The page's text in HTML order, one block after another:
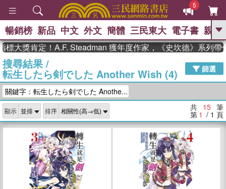
5
GO
高希均教授回憶錄
、 The Odyssey 、 父親節 、 如果歷
史是一群喵 、 暑期推薦 、 國際布克
獎 臺灣漫遊錄
登輝時代 、 數學女孩：黎曼猜想 、
偉大的迷走神經
暢銷榜 新品 中文 外文 簡體 三民東大 電子書 親子
大獎肯定！A.F. Steadman 獲年度作家，《史坎德》系列帶你
搜尋結果/
転生したら剣でした Another Wish (4) 篩選
關鍵字：転生したら剣でした Anothe...
顯示 排序 共 15 筆
第 1 / 1 頁